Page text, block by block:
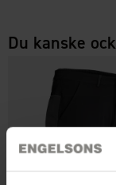
Du kanske